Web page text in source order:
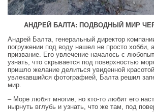
АНДРЕЙ БАЛТА: ПОДВОДНЫЙ МИР
Андрей Балта, генеральный директор
погружении под воду нашел не просто хобби,
призвание. Его увлечение началось с
узнать, что скрывается под поверхностью
пришло желание делиться увиденной
увлекавшийся фотографией, Балта решил
мир.
– Море любят многие, но кто-то любит его
нырнуть вглубь и узнать, что же там, под